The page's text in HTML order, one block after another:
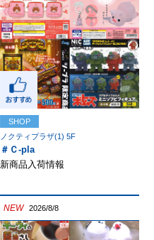
SHOP
ノクティプラザ(1) 5F
＃Ｃ-pla
新商品入荷情報
NEW 2026/8/8